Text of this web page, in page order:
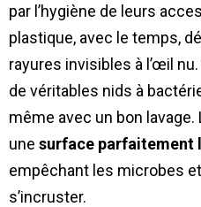
par l’hygiène de leurs
plastique, avec le temps,
rayures invisibles à l’œil
de véritables nids à
même avec un bon lavage.
une surface parfaitement
empêchant les microbes
s’incruster.